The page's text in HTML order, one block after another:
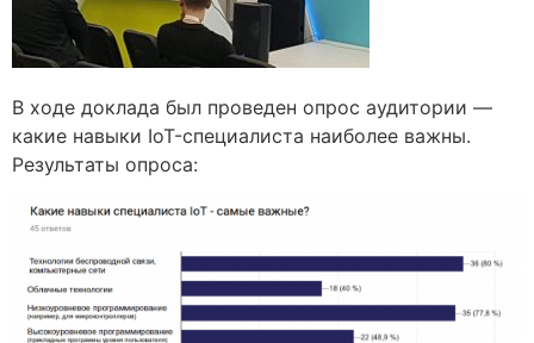
В ходе доклада был проведен опрос аудитории —
какие навыки IoT-специалиста наиболее важны.
Результаты опроса: